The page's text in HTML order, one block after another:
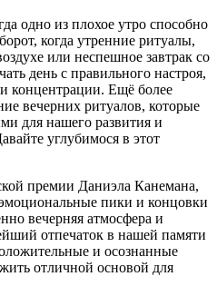
одно из плохое утро способно
когда утренние ритуалы,
или неспешное завтрак со
день с правильного настроя,
концентрации. Ещё более
вечерних ритуалов, которые
для нашего развития и
углубимося в этот
премии Даниэла Канемана,
пики и концовки
вечерняя атмосфера и
отпечаток в нашей памяти
и осознанные
отличной основой для